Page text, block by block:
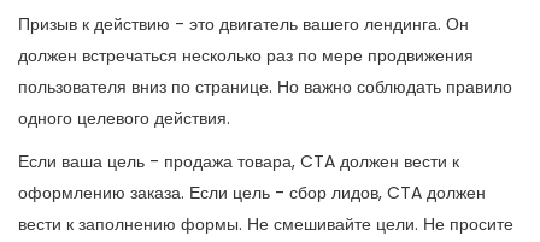
Призыв к действию - это двигатель вашего лендинга. Он
должен встречаться несколько раз по мере продвижения
пользователя вниз по странице. Но важно соблюдать правило
одного целевого действия.
Если ваша цель - продажа товара, CTA должен вести к
оформлению заказа. Если цель - сбор лидов, CTA должен
вести к заполнению формы. Не смешивайте цели. Не просите